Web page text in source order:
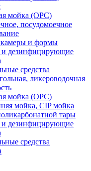
мойка (ОРС)
посудомоечное
и формы
и дезинфицирующие
средства
ликероводочная
мойка (ОРС)
мойка, CIP мойка
тары
и дезинфицирующие
средства